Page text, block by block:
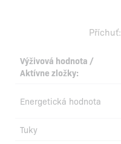
Příchuť:
Výživová hodnota /
Aktívne zložky:
Energetická hodnota
Tuky